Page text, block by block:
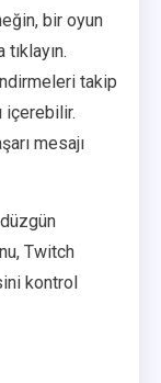
bir oyun
tıklayın.
takip
içerebilir.
mesajı
Twitch
kontrol